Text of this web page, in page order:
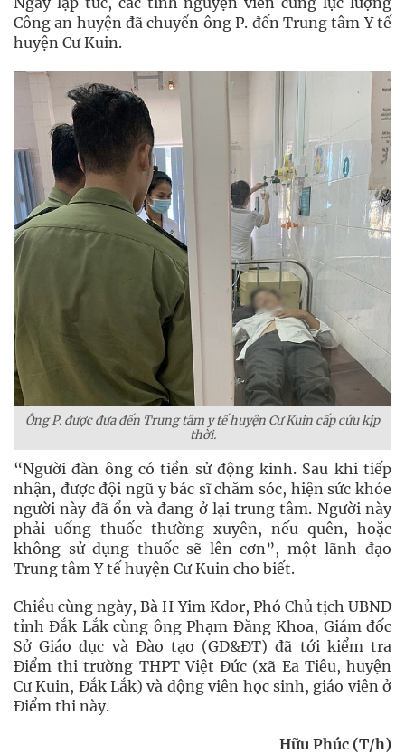
Công an huyện đã chuyển ông P. đến Trung tâm Y tế
huyện Cư Kuin.
Ông P. được đưa đến Trung tâm y tế huyện Cư Kuin cấp cứu kịp
thời.
“Người đàn ông có tiền sử động kinh. Sau khi tiếp
nhận, được đội ngũ y bác sĩ chăm sóc, hiện sức khỏe
người này đã ổn và đang ở lại trung tâm. Người này
phải uống thuốc thường xuyên, nếu quên, hoặc
không sử dụng thuốc sẽ lên cơn”, một lãnh đạo
Trung tâm Y tế huyện Cư Kuin cho biết.
Chiều cùng ngày, Bà H Yim Kdor, Phó Chủ tịch UBND
tỉnh Đắk Lắk cùng ông Phạm Đăng Khoa, Giám đốc
Sở Giáo dục và Đào tạo (GD&ĐT) đã tới kiểm tra
Điểm thi trường THPT Việt Đức (xã Ea Tiêu, huyện
Cư Kuin, Đắk Lắk) và động viên học sinh, giáo viên ở
Điểm thi này.
Hữu Phúc (T/h)